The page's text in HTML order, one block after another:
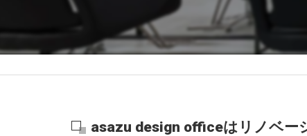
asazu design officeはリノベー